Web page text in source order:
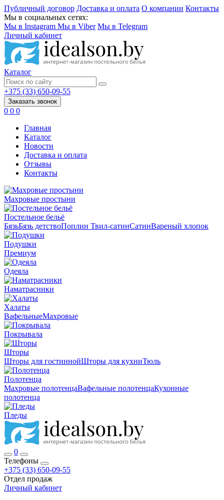
Публичный договор Доставка и оплата О компании Контакты
Мы в социальных сетях:
Мы в Instagram Мы в Viber Мы в Telegram
Личный кабинет
Каталог
+375 (33) 650-09-55
Заказать звонок
0 0 0
Главная
Каталог
Новости
Доставка и оплата
Отзывы
Контакты
Махровые простыни
Постельное бельё
БязьБязь детствоПоплин Твил-сатинСатинВареный хлопок
Подушки
Премиум
Одеяла
Наматрасники
Халаты
ВафельныеМахровые
Покрывала
Шторы
Шторы для гостиннойШторы для кухниТюль
Полотенца
Махровые полотенцаВафельные полотенцаКухонные
полотенца
Пледы
0
Телефоны
+375 (33) 650-09-55
Отдел продаж
Личный кабинет